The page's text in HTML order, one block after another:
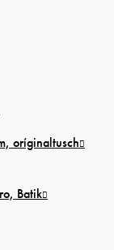
oríginaltusch
Batik